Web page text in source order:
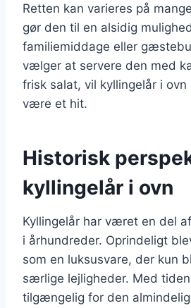
Retten kan varieres på
gør den til en alsidig
familiemiddage eller
vælger at servere den med
frisk salat, vil kyllingelår i ovn
være et hit.
Historisk
kyllingelår i ovn
Kyllingelår har været en del
i århundreder. Oprindeligt
som en luksusvare, der kun
særlige lejligheder. Med
tilgængelig for den